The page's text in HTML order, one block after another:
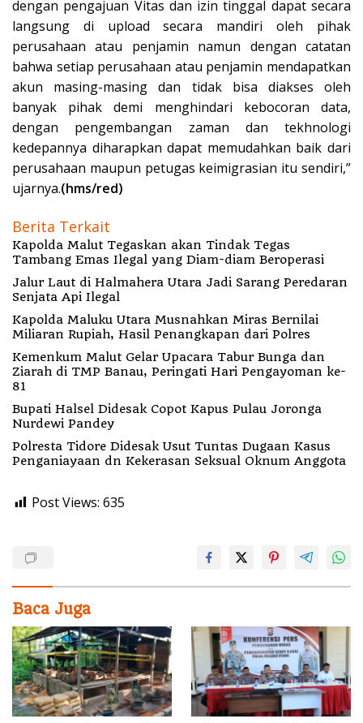
dengan pengajuan Vitas dan izin tinggal dapat secara
langsung di upload secara mandiri oleh pihak
perusahaan atau penjamin namun dengan catatan
bahwa setiap perusahaan atau penjamin mendapatkan
akun masing-masing dan tidak bisa diakses oleh
banyak pihak demi menghindari kebocoran data,
dengan pengembangan zaman dan tekhnologi
kedepannya diharapkan dapat memudahkan baik dari
perusahaan maupun petugas keimigrasian itu sendiri,”
ujarnya.(hms/red)
Berita Terkait
Kapolda Malut Tegaskan akan Tindak Tegas
Tambang Emas Ilegal yang Diam-diam Beroperasi
Jalur Laut di Halmahera Utara Jadi Sarang Peredaran
Senjata Api Ilegal
Kapolda Maluku Utara Musnahkan Miras Bernilai
Miliaran Rupiah, Hasil Penangkapan dari Polres
Kemenkum Malut Gelar Upacara Tabur Bunga dan
Ziarah di TMP Banau, Peringati Hari Pengayoman ke-
81
Bupati Halsel Didesak Copot Kapus Pulau Joronga
Nurdewi Pandey
Polresta Tidore Didesak Usut Tuntas Dugaan Kasus
Penganiayaan dn Kekerasan Seksual Oknum Anggota
Post Views: 635
Baca Juga